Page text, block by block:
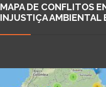
MAPA DE CONFLITOS
INJUSTIÇA AMBIENTAL